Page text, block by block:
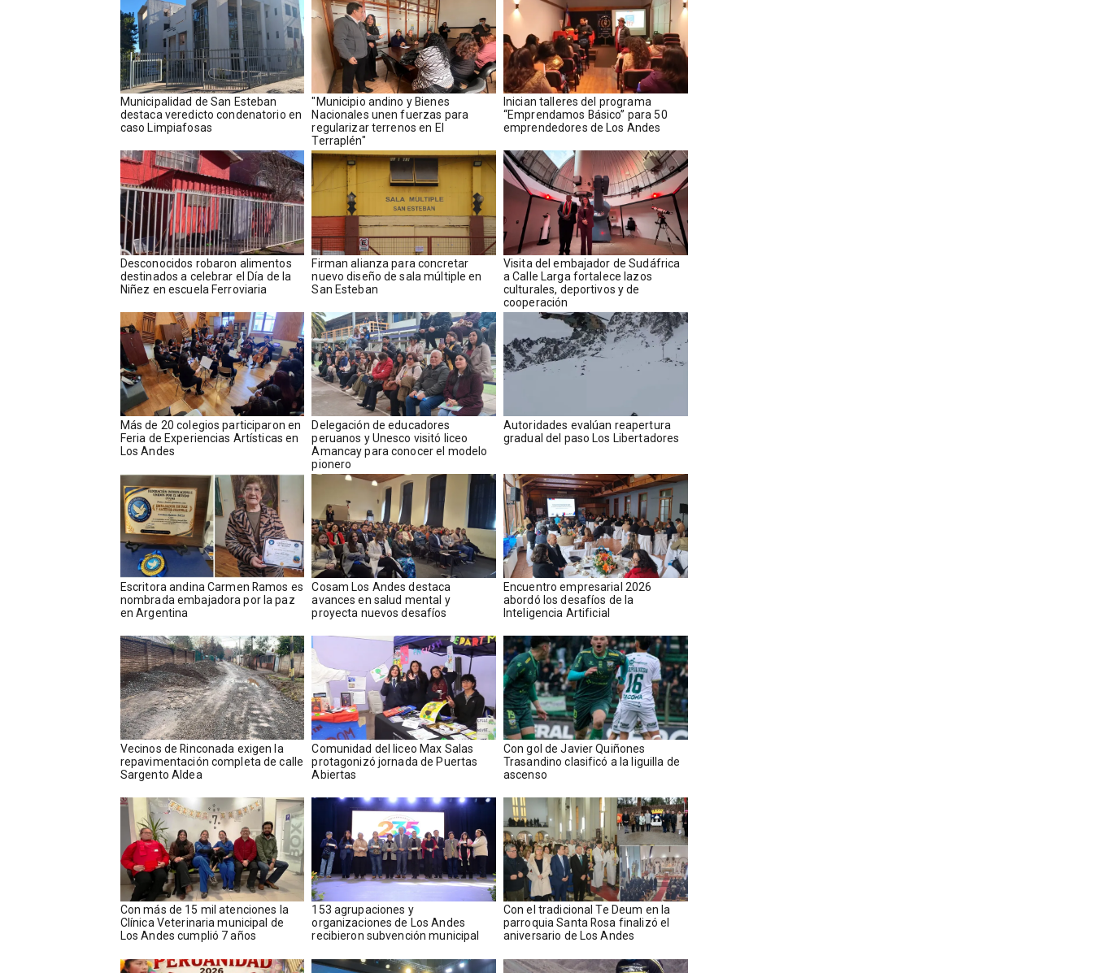
Municipalidad de San Esteban
destaca veredicto condenatorio en
caso Limpiafosas
"Municipio andino y Bienes
Nacionales unen fuerzas para
regularizar terrenos en El
Terraplén"
Inician talleres del programa
“Emprendamos Básico” para 50
emprendedores de Los Andes
Desconocidos robaron alimentos
destinados a celebrar el Día de la
Niñez en escuela Ferroviaria
​​Firman alianza para concretar
nuevo diseño de sala múltiple en
San Esteban
​Visita del embajador de Sudáfrica
a Calle Larga fortalece lazos
culturales, deportivos y de
cooperación
Más de 20 colegios participaron en
Feria de Experiencias Artísticas en
Los Andes
Delegación de educadores
peruanos y Unesco visitó liceo
Amancay para conocer el modelo
pionero
​​Autoridades evalúan reapertura
gradual del paso Los Libertadores
Escritora andina Carmen Ramos es
nombrada embajadora por la paz
en Argentina
Cosam Los Andes destaca
avances en salud mental y
proyecta nuevos desafíos
Encuentro empresarial 2026
abordó los desafíos de la
Inteligencia Artificial
Vecinos de Rinconada exigen la
repavimentación completa de calle
Sargento Aldea
Comunidad del liceo Max Salas
protagonizó jornada de Puertas
Abiertas
Con gol de Javier Quiñones
Trasandino clasificó a la liguilla de
ascenso
Con más de 15 mil atenciones la
Clínica Veterinaria municipal de
Los Andes cumplió 7 años
153 agrupaciones y
organizaciones de Los Andes
recibieron subvención municipal
Con el tradicional Te Deum en la
parroquia Santa Rosa finalizó el
aniversario de Los Andes